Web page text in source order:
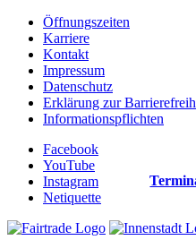
Öffnungszeiten
Karriere
Kontakt
Impressum
Datenschutz
Erklärung zur
Informationspflichten
Facebook
YouTube
Instagram
Netiquette